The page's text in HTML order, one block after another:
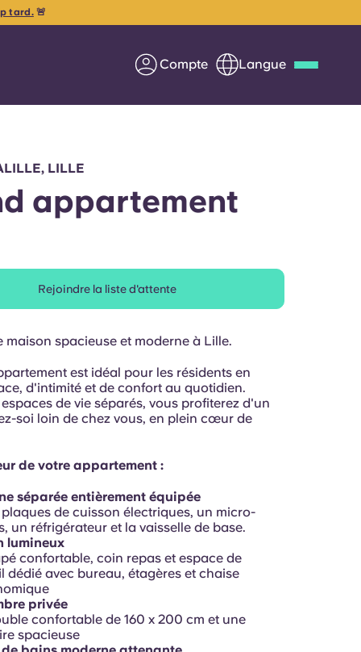
Compte Langue
Informations pour les
tard. 🚨
LILLE
appartement
Rejoindre la liste d'attente
maison spacieuse et moderne à Lille.
est idéal pour les résidents en
d'intimité et de confort au quotidien.
de vie séparés, vous profiterez d'un
soi loin de chez vous, en plein cœur de
de votre appartement :
séparée entièrement équipée
plaques de cuisson électriques, un micro-
un réfrigérateur et la vaisselle de base.
lumineux
confortable, coin repas et espace de
dédié avec bureau, étagères et chaise
privée
confortable de 160 x 200 cm et une
spacieuse